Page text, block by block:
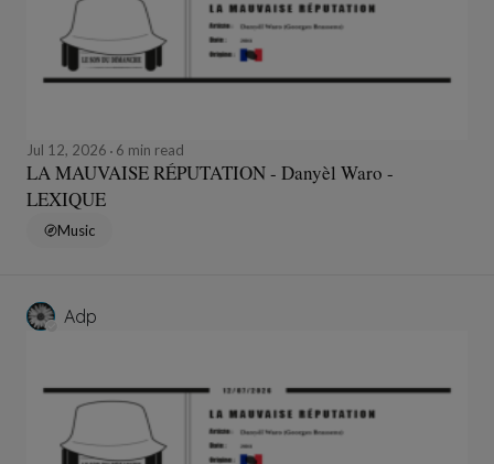
Jul 12, 2026 6 min read
LA MAUVAISE RÉPUTATION - Danyèl Waro -
LEXIQUE
Music
Adp